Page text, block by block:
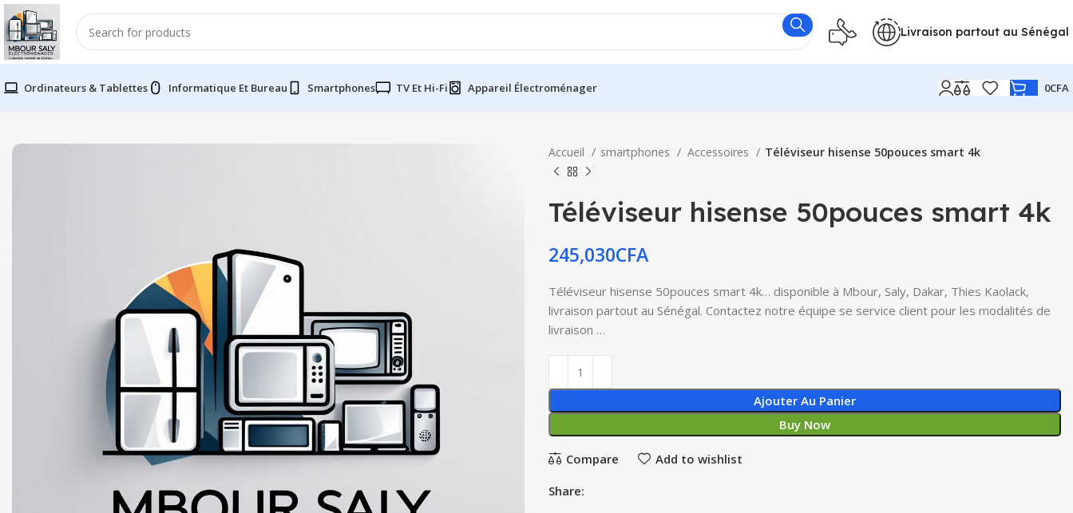
Livraison partout au Sénégal
Ordinateurs & Tablettes Informatique Et Bureau Smartphones TV Et Hi-Fi Appareil Électroménager 0CFA
Accueil smartphones Accessoires Téléviseur hisense 50pouces smart 4k
Téléviseur hisense 50pouces smart 4k
245,030CFA
Téléviseur hisense 50pouces smart 4k… disponible à Mbour, Saly, Dakar, Thies Kaolack,
livraison partout au Sénégal. Contactez notre équipe se service client pour les modalités de
livraison …
Ajouter Au Panier
Buy Now
Compare Add to wishlist
Share: